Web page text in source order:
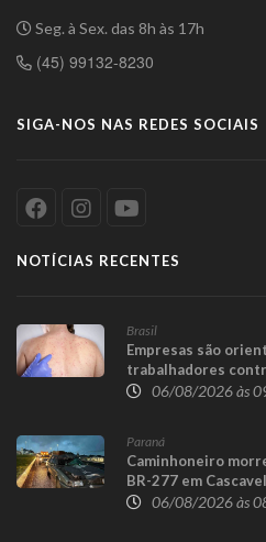
Seg. à Sex. das 8h às 17h
(45) 99132-8230
SIGA-NOS NAS REDES SOCIAIS
NOTÍCIAS RECENTES
Brasil
Empresas são
trabalhadores
06/08/2026 às
Paraná
Caminhoneiro
BR-277 em Cascavel
06/08/2026 às